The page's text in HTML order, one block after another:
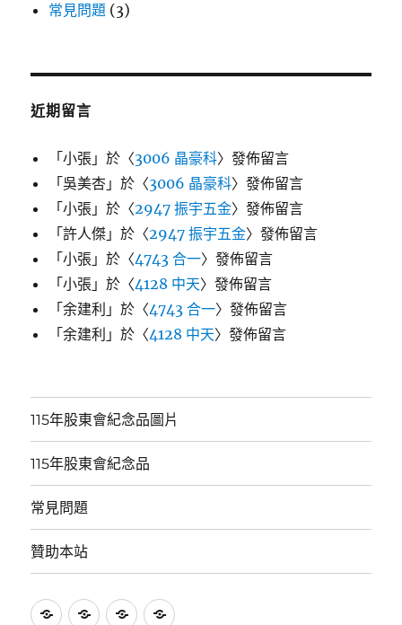
常見問題 (3)
近期留言
「小張 」於〈3006 晶豪科〉發佈留言
「吳美杏 」於〈3006 晶豪科〉發佈留言
「小張 」於〈2947 振宇五金〉發佈留言
「許人傑 」於〈2947 振宇五金〉發佈留言
「小張 」於〈4743 合一〉發佈留言
「小張 」於〈4128 中天〉發佈留言
「余建利 」於〈4743 合一〉發佈留言
「余建利 」於〈4128 中天〉發佈留言
115年股東會紀念品圖片
115年股東會紀念品
常見問題
贊助本站
115 115 常 贊